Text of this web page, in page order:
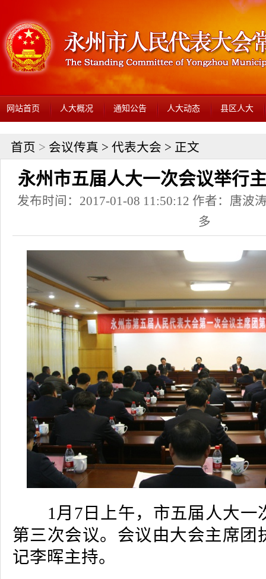
网站首页 人大概况 通知公告 人大动态 县区人大
首页 > 会议传真 > 代表大会 > 正文
永州市五届人大一次会议举行
发布时间：2017-01-08 11:50:12 作者：唐波
多
1月7日上午，市五届人大一
第三次会议。会议由大会主席团
记李晖主持。